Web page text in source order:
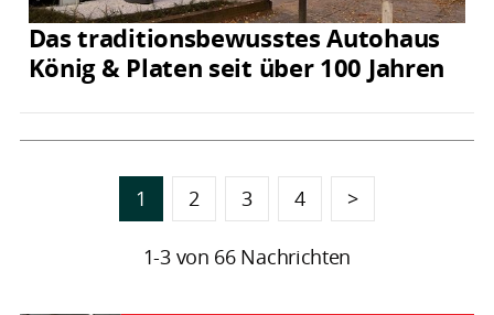
Das traditionsbewusstes Autohaus
König & Platen seit über 100 Jahren
1 2 3 4 >
1-3 von 66 Nachrichten